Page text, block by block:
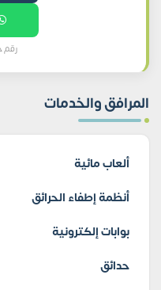
رقم
المرافق والخدمات
ألعاب مائية
أنظمة إطفاء الحرائق
بوابات إلكترونية
حدائق